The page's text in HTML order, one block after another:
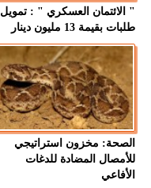
" الائتمان العسكري " : تمويل
طلبات بقيمة 13 مليون دينار
الصحة: مخزون استراتيجي
للأمصال المضادة للدغات
الأفاعي